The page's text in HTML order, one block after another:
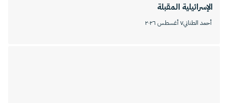
الإسرائيلية المقبلة
أحمد الطناني٧ أغسطس ٢٠٢٦